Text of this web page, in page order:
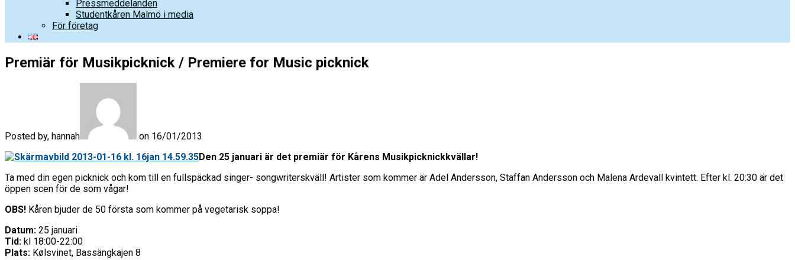
Pressmeddelanden
Studentkåren Malmö i media
För företag
Premiär för Musikpicknick / Premiere for Music picknick
Posted by, hannah
on 16/01/2013
Den 25 januari är det premiär för Kårens Musikpicknickkvällar!
Ta med din egen picknick och kom till en fullspäckad singer- songwriterskväll! Artister som kommer är Adel Andersson, Staffan Andersson och Malena Ardevall kvintett. Efter kl. 20:30 är det
öppen scen för de som vågar!
OBS! Kåren bjuder de 50 första som kommer på vegetarisk soppa!
Datum: 25 januari
Tid: kl 18:00-22:00
Plats: Kølsvinet, Bassängkajen 8